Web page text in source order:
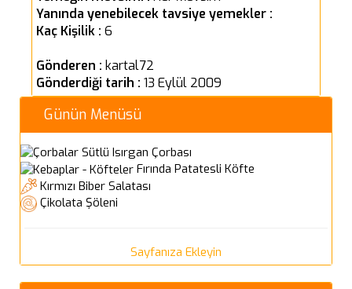
Yanında yenebilecek tavsiye yemekler :
Kaç Kişilik : 6
Gönderen : kartal72
Gönderdiği tarih : 13 Eylül 2009
Günün Menüsü
Sütlü Isırgan Çorbası
Fırında Patatesli Köfte
Kırmızı Biber Salatası
Çikolata Şöleni
Sayfanıza Ekleyin